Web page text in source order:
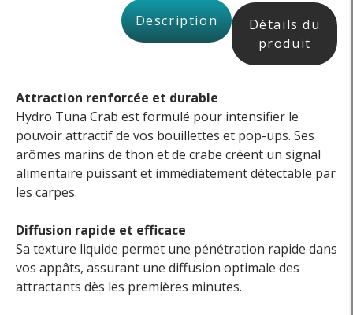
Description
Détails du
produit
Attraction renforcée et durable
Hydro Tuna Crab est formulé pour intensifier le
pouvoir attractif de vos bouillettes et pop-ups. Ses
arômes marins de thon et de crabe créent un signal
alimentaire puissant et immédiatement détectable par
les carpes.
Diffusion rapide et efficace
Sa texture liquide permet une pénétration rapide dans
vos appâts, assurant une diffusion optimale des
attractants dès les premières minutes.